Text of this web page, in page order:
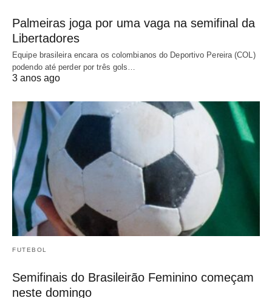
Palmeiras joga por uma vaga na semifinal da
Libertadores
Equipe brasileira encara os colombianos do Deportivo Pereira (COL)
podendo até perder por três gols…
3 anos ago
FUTEBOL
Semifinais do Brasileirão Feminino começam
neste domingo